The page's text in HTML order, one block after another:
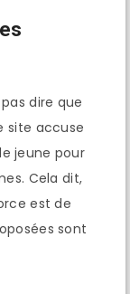
dire que
site accuse
jeune pour
Cela dit,
est de
sont